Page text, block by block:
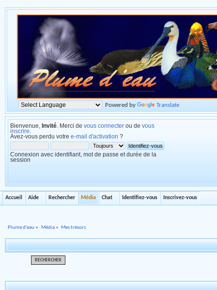
Powered by Translate
Bienvenue, Invité . Merci de vous connecter ou de vous
inscrire
Avez-vous perdu votre e-mail d'activation ?
Connexion avec identifiant, mot de passe et durée de la
session
Accueil Aide Rechercher Média Chat Identifiez-vous Inscrivez-vous
Plume d'eau » Média» Mes trésors
RECHERCHER